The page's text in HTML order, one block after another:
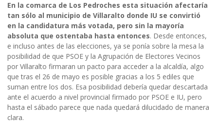
En la comarca de Los Pedroches esta situación afectaría
tan sólo al municipio de Villaralto donde IU se convirtió
en la candidatura más votada, pero sin la mayoría
absoluta que ostentaba hasta entonces. Desde entonces,
e incluso antes de las elecciones, ya se ponía sobre la mesa la
posibilidad de que PSOE y la Agrupación de Electores Vecinos
por Villaralto firmaran un pacto para acceder a la alcaldía, algo
que tras el 26 de mayo es posible gracias a los 5 ediles que
suman entre los dos. Esa posibilidad debería quedar descartada
ante el acuerdo a nivel provincial firmado por PSOE e IU, pero
hasta el sábado parece que nada quedará dilucidado de manera
clara.